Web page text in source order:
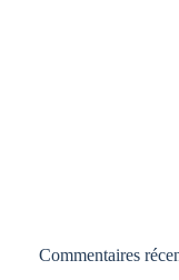
Commentaires